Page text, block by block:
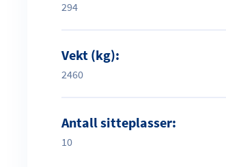
294
Vekt (kg):
2460
Antall sitteplasser:
10